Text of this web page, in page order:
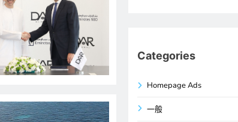
Categories
Homepage Ads
一般